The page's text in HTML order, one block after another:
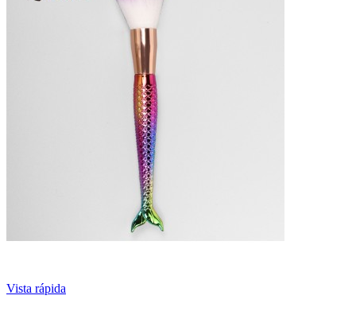
Vista rápida